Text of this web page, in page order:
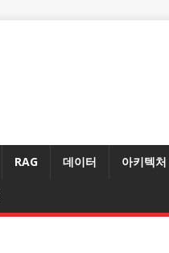
RAG 데이터 아키텍처